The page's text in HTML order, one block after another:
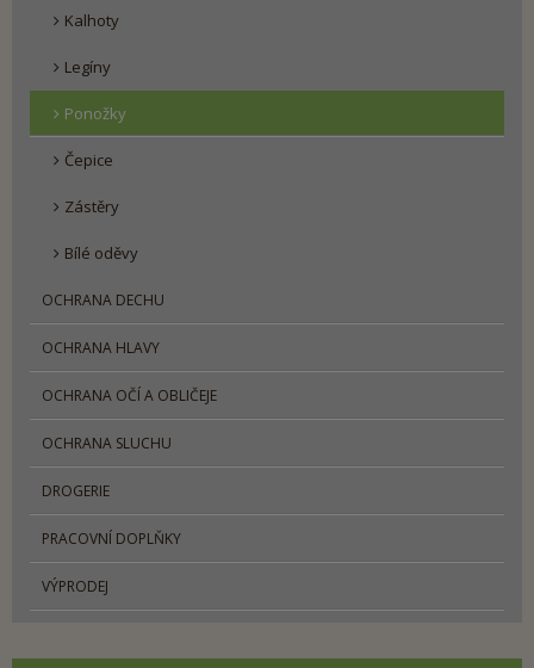
Kalhoty
Legíny
Ponožky
Čepice
Zástěry
Bílé oděvy
OCHRANA DECHU
OCHRANA HLAVY
OCHRANA OČÍ A OBLIČEJE
OCHRANA SLUCHU
DROGERIE
PRACOVNÍ DOPLŇKY
VÝPRODEJ